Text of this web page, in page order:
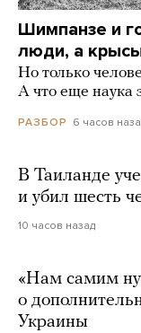
Шимпанзе и
люди, а
Но только
А что еще наука
РАЗБОР 6 часов
В Таиланде
и убил шесть
10 часов назад
«Нам самим
о
Украины